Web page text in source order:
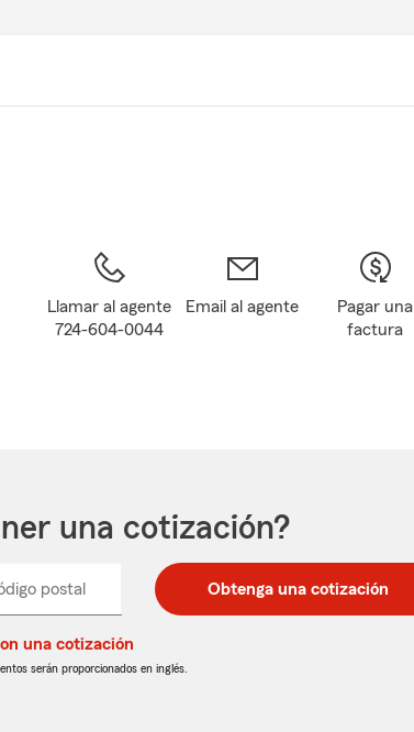
Llamar al agente
724-604-0044
Email al agente
Pagar una
factura
una cotización?
postal
postal
de
postal
de
Obtenga una cotización
una cotización
serán proporcionados en inglés.